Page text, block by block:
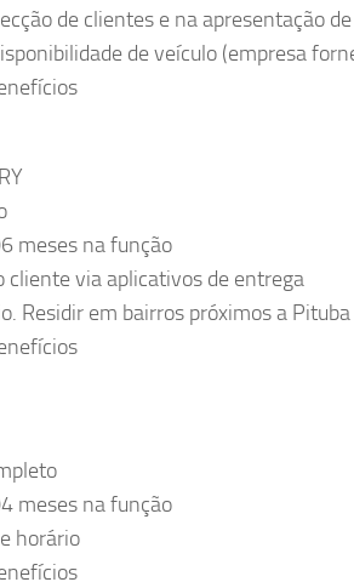
de clientes e na apresentação
de veículo (empresa
meses na função
via aplicativos de entrega
Residir em bairros próximos a Pituba
meses na função
horário